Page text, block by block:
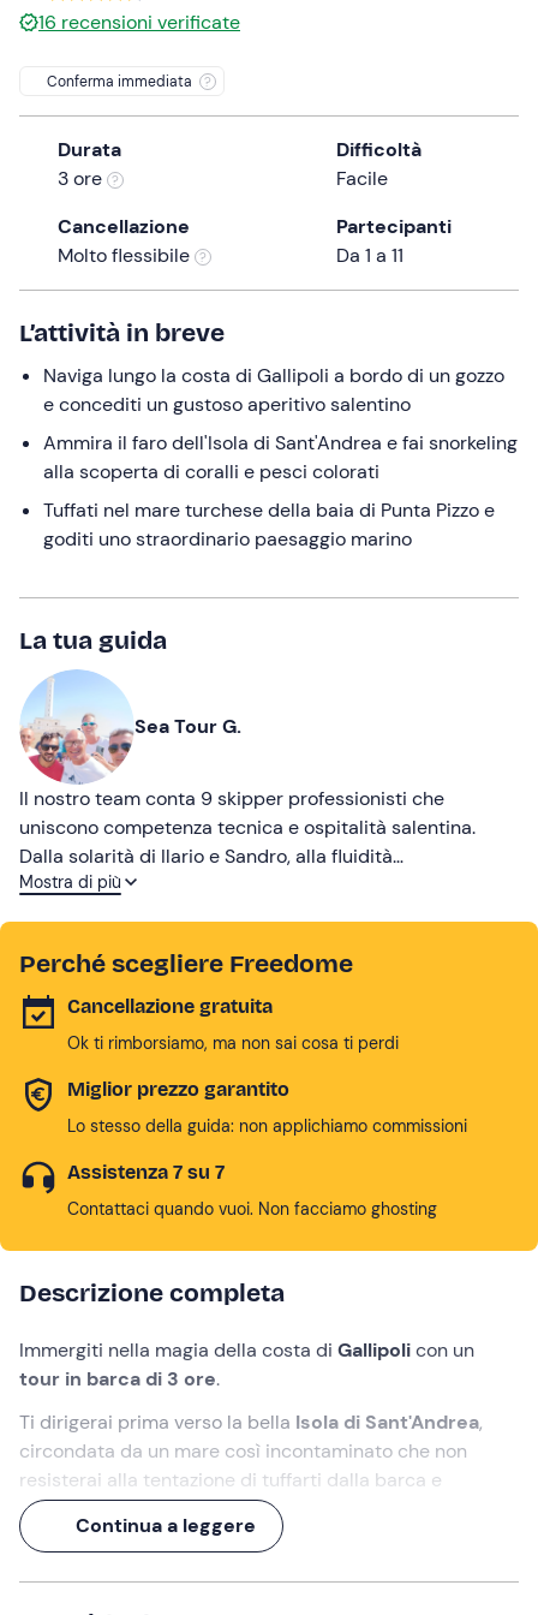
the
mark
key
keyboard
shortcuts
for
dates.
16 recensioni verificate
Conferma immediata
Durata
3 ore
Difficoltà
Facile
Cancellazione
Molto flessibile
Partecipanti
Da 1 a 11
L’attività in breve
Naviga lungo la costa di Gallipoli a bordo di un gozzo
e concediti un gustoso aperitivo salentino
Ammira il faro dell'Isola di Sant'Andrea e fai snorkeling
alla scoperta di coralli e pesci colorati
Tuffati nel mare turchese della baia di Punta Pizzo e
goditi uno straordinario paesaggio marino
La tua guida
Sea Tour G.
Il nostro team conta 9 skipper professionisti che
uniscono competenza tecnica e ospitalità salentina.
Dalla solarità di Ilario e Sandro, alla fluidità
internazionale di Andrea e Donato, fino all'empatia di
conoscitori della costa. Insieme, trasformiamo ogni
uscita in mare un'escursione in un ricordo indelebile,
grazie a un mix perfetto di competenza, empatia e
Mostra di più
Perché scegliere Freedome
Cancellazione gratuita
Ok ti rimborsiamo, ma non sai cosa ti perdi
Miglior prezzo garantito
Lo stesso della guida: non applichiamo commissioni
Assistenza 7 su 7
Contattaci quando vuoi. Non facciamo ghosting
Descrizione completa
Immergiti nella magia della costa di Gallipolicon un
tour in barca di 3 ore.
Ti dirigerai prima verso la bella Isola di Sant'Andrea,
circondata da un mare così incontaminato che non
resisterai alla tentazione di tuffarti dalla barca e
ammirare i fondali facendosnorkeling
Dopo la prima sosta, raggiungerai la baia di
con la sabbia chiara e l'acqua turchese, perfetta per un
altro bagno rinfrescante. A bordo potrai anche gustare
Continua a leggere